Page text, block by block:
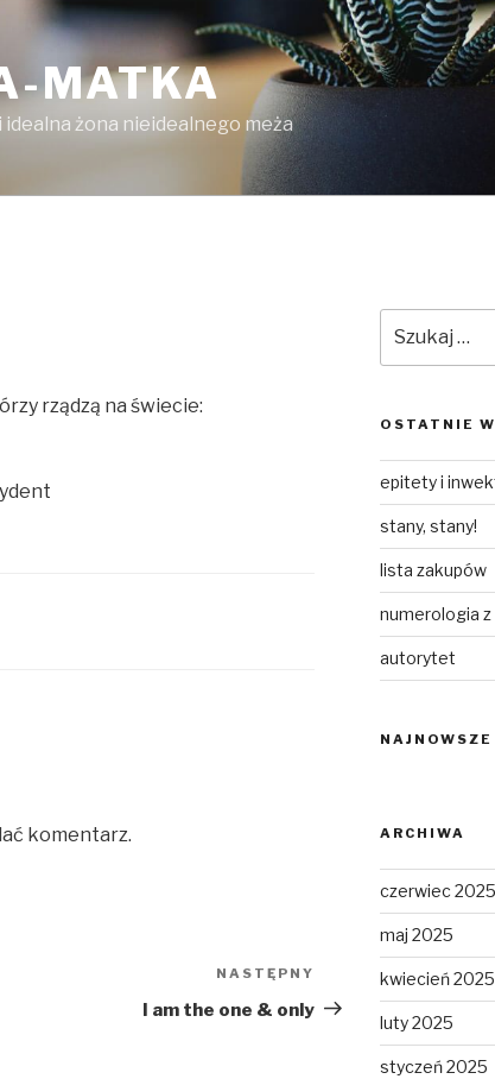
MATKA
żona nieidealnego meża
rządzą na świecie:
komentarz.
Następny
wpis
NASTĘPNY
I am the one & only
OSTATNIE
epitety i
stany, stany!
lista zakupów
numerologia z
autorytet
ARCHIWA
czerwiec 2025
maj 2025
kwiecień 2025
luty 2025
styczeń 2025